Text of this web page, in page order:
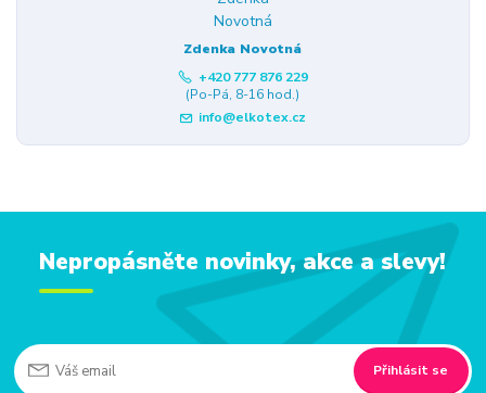
Zdenka Novotná
+420 777 876 229
(Po-Pá, 8-16 hod.)
info@elkotex.cz
Nepropásněte novinky, akce a slevy!
Přihlásit se